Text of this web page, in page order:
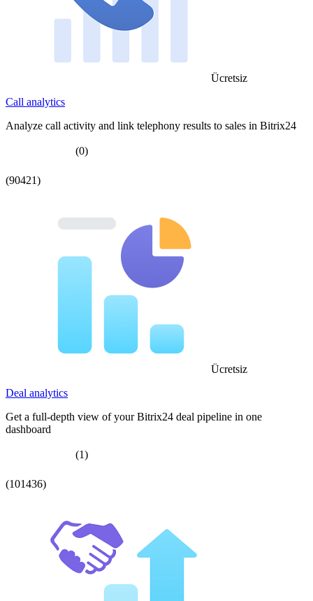
Ücretsiz
Call analytics
Analyze call activity and link telephony results to sales in Bitrix24
(0)
(90421)
Ücretsiz
Deal analytics
Get a full-depth view of your Bitrix24 deal pipeline in one
dashboard
(1)
(101436)